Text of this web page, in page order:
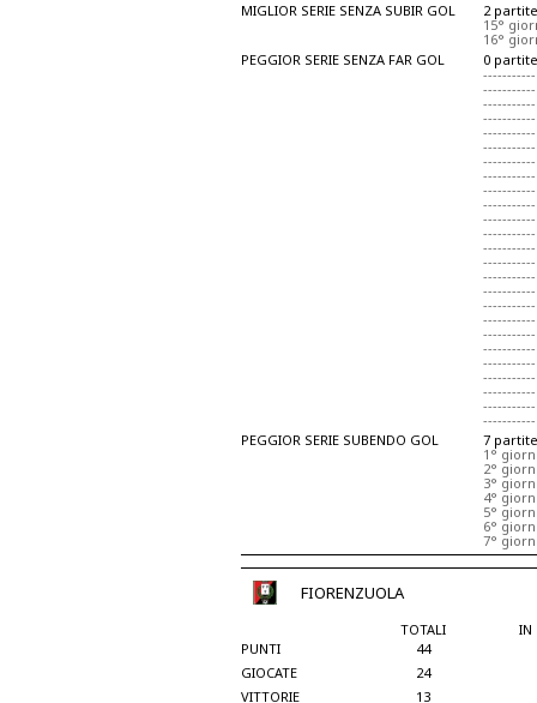
MIGLIOR SERIE SENZA SUBIR GOL
2 partite
15°
16°
PEGGIOR SERIE SENZA FAR GOL
0 partite
-----------
-----------
-----------
-----------
-----------
-----------
-----------
-----------
-----------
-----------
-----------
-----------
-----------
-----------
-----------
-----------
-----------
-----------
-----------
-----------
-----------
-----------
-----------
-----------
-----------
PEGGIOR SERIE SUBENDO GOL
7 partite
1°
2°
3°
4°
5°
6°
7°
FIORENZUOLA
TOTALI
IN
PUNTI
44
GIOCATE
24
VITTORIE
13